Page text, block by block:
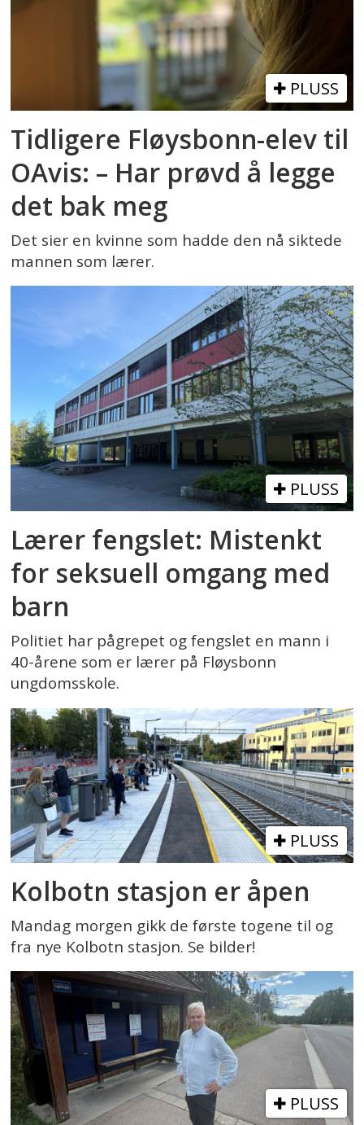
PLUSS
Tidligere Fløysbonn-elev til
OAvis: – Har prøvd å legge
det bak meg
Det sier en kvinne som hadde den nå siktede
mannen som lærer.
PLUSS
Lærer fengslet: Mistenkt
for seksuell omgang med
barn
Politiet har pågrepet og fengslet en mann i
40-årene som er lærer på Fløysbonn
ungdomsskole.
PLUSS
Kolbotn stasjon er åpen
Mandag morgen gikk de første togene til og
fra nye Kolbotn stasjon. Se bilder!
PLUSS